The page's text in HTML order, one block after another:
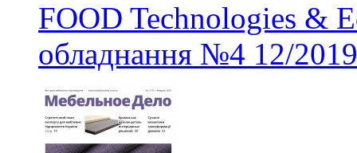
FOOD Technologies &
обладнання №4 12/2019